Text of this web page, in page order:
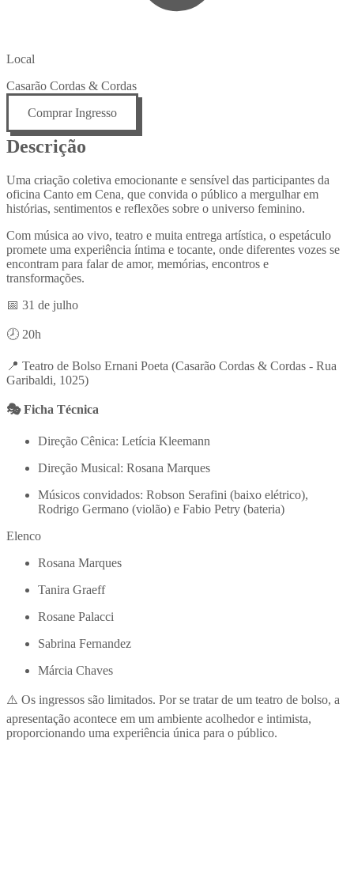
Local
Casarão Cordas & Cordas
Comprar Ingresso
Descrição
Uma criação coletiva emocionante e sensível das participantes da
oficina Canto em Cena, que convida o público a mergulhar em
histórias, sentimentos e reflexões sobre o universo feminino.
Com música ao vivo, teatro e muita entrega artística, o espetáculo
promete uma experiência íntima e tocante, onde diferentes vozes se
encontram para falar de amor, memórias, encontros e
transformações.
📅 31 de julho
🕗 20h
📍 Teatro de Bolso Ernani Poeta (Casarão Cordas & Cordas - Rua
Garibaldi, 1025)
🎭 Ficha Técnica
Direção Cênica: Letícia Kleemann
Direção Musical: Rosana Marques
Músicos convidados: Robson Serafini (baixo elétrico),
Rodrigo Germano (violão) e Fabio Petry (bateria)
Elenco
Rosana Marques
Tanira Graeff
Rosane Palacci
Sabrina Fernandez
Márcia Chaves
⚠️ Os ingressos são limitados. Por se tratar de um teatro de bolso, a
apresentação acontece em um ambiente acolhedor e intimista,
proporcionando uma experiência única para o público.